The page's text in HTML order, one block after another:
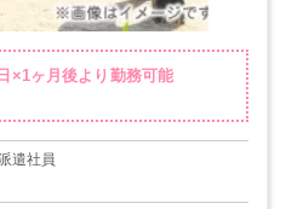
×1ヶ月後より勤務可能
遣社員